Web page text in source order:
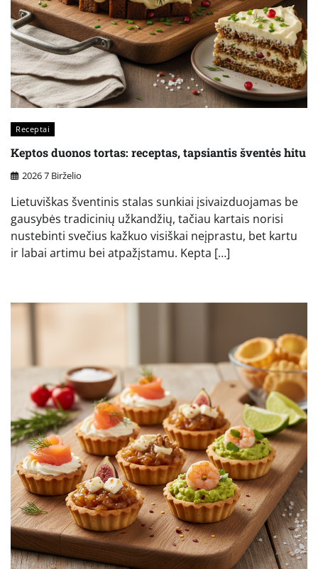
Receptai
Keptos duonos tortas: receptas, tapsiantis šventės hitu
2026 7 Birželio
Lietuviškas šventinis stalas sunkiai įsivaizduojamas be
gausybės tradicinių užkandžių, tačiau kartais norisi
nustebinti svečius kažkuo visiškai neįprastu, bet kartu
ir labai artimu bei atpažįstamu. Kepta […]